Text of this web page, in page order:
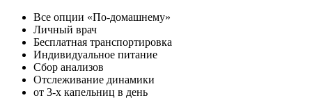
Все опции «По-домашнему»
Личный врач
Бесплатная транспортировка
Индивидуальное питание
Сбор анализов
Отслеживание динамики
от 3-х капельниц в день